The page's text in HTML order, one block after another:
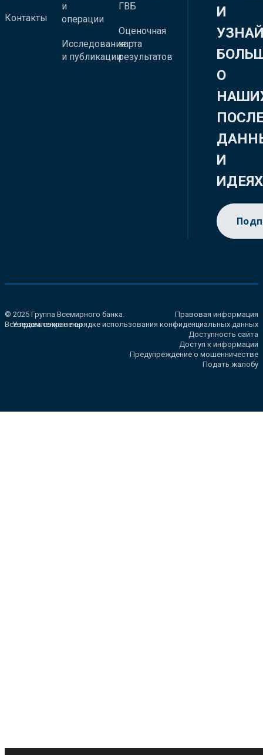
Контакты
и
операции
Исследования
и публикации
ГВБ
Оценочная
карта
результатов
И
О
И
ИДЕЯХ
© 2025 Группа Всемирного банка.
Все права сохранены.
Правовая информация
Уведомление о порядке использования конфиденциальных данных
Доступность сайта
Доступ к информации
Предупреждение о мошенничестве
Подать жалобу